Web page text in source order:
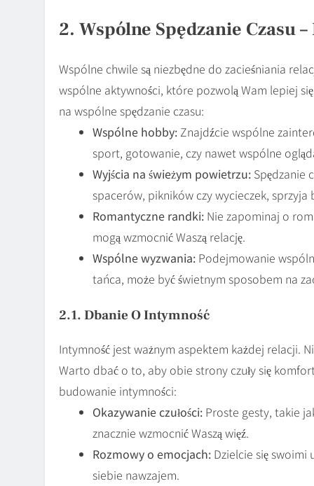
2. Wspólne Spędzanie Czasu
Wspólne chwile są niezbędne do zacieśniania
wspólne aktywności, które pozwolą Wam lepiej
na wspólne spędzanie czasu:
Wspólne hobby: Znajdźcie wspólne
sport, gotowanie, czy nawet wspólne
Wyjścia na świeżym powietrzu: Spędzanie
spacerów, pikników czy wycieczek, sprzyja
Romantyczne randki: Nie zapominaj o
mogą wzmocnić Waszą relację.
Wspólne wyzwania: Podejmowanie
tańca, może być świetnym sposobem na
2.1. Dbanie O Intymność
Intymność jest ważnym aspektem każdej relacji.
Warto dbać o to, aby obie strony czuły się
budowanie intymności:
Okazywanie czułości: Proste gesty, takie
znacznie wzmocnić Waszą więź.
Rozmowy o emocjach: Dzielcie się
siebie nawzajem.